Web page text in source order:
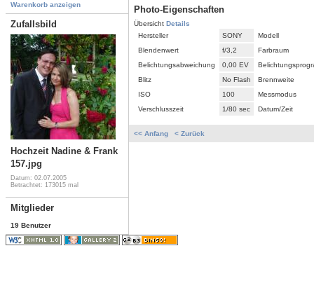
Warenkorb anzeigen
Zufallsbild
Hochzeit Nadine & Frank
157.jpg
Datum: 02.07.2005
Betrachtet: 173015 mal
Mitglieder
19 Benutzer
Photo-Eigenschaften
Übersicht Details
Hersteller
SONY
Modell
Blendenwert
f/3,2
Farbraum
Belichtungsabweichung
0,00 EV
Blitz
No Flash
Brennweite
ISO
100
Messmodus
Verschlusszeit
1/80 sec Datum/Zeit
<< Anfang < Zurück